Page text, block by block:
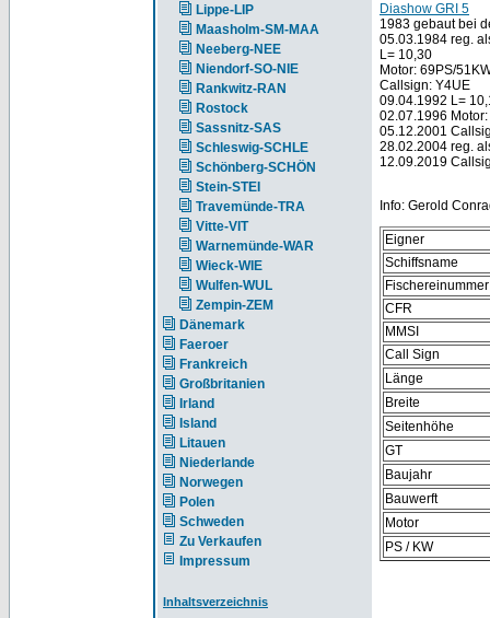
Lippe-LIP
Maasholm-SM-MAA
Neeberg-NEE
Niendorf-SO-NIE
Rankwitz-RAN
Rostock
Sassnitz-SAS
Schleswig-SCHLE
Schönberg-SCHÖN
Stein-STEI
Travemünde-TRA
Vitte-VIT
Warnemünde-WAR
Wieck-WIE
Wulfen-WUL
Zempin-ZEM
Dänemark
Faeroer
Frankreich
Großbritanien
Irland
Island
Litauen
Niederlande
Norwegen
Polen
Schweden
Zu Verkaufen
Impressum
Inhaltsverzeichnis
Diashow GRI 5
1983 gebaut bei
05.03.1984 reg.
L= 10,30
Motor: 69PS/
Callsign: Y4UE
09.04.1992 L=
02.07.1996
05.12.2001
28.02.2004 reg.
12.09.2019
Info: Gerold
Eigner
Schiffsname
Fischereinummer
CFR
MMSI
Call Sign
Länge
Breite
Seitenhöhe
GT
Baujahr
Bauwerft
Motor
PS / KW